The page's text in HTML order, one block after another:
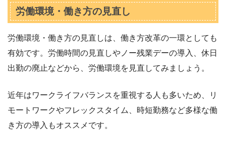
労働環境・働き方の見直し
労働環境・働き方の見直しは、働き方改革の一環としても
有効です。労働時間の見直しやノー残業デーの導入、休日
出勤の廃止などから、労働環境を見直してみましょう。
近年はワークライフバランスを重視する人も多いため、リ
モートワークやフレックスタイム、時短勤務など多様な働
き方の導入もオススメです。